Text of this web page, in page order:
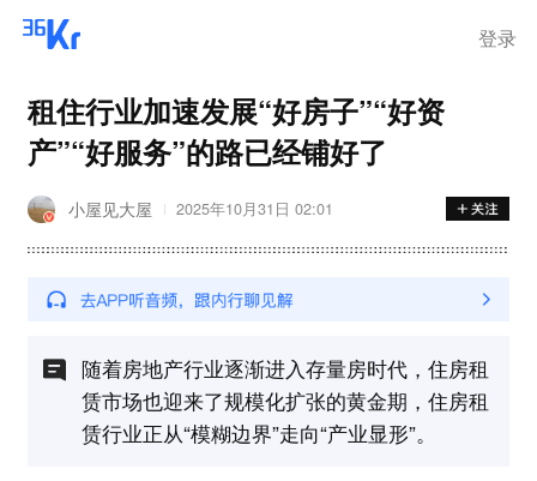
登录
租住行业加速发展“好房子”“好资
产”“好服务”的路已经铺好了
小屋见大屋 2025年10月31日 02:01
随着房地产行业逐渐进入存量房时代，住房租
赁市场也迎来了规模化扩张的黄金期，住房租
赁行业正从“模糊边界”走向“产业显形”。